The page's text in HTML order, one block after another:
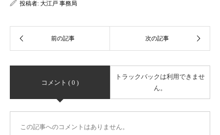
投稿者: 大江戸 事務局
コメント ( 0 )
トラックバックは利用できませ
ん。
この記事へのコメントはありません。